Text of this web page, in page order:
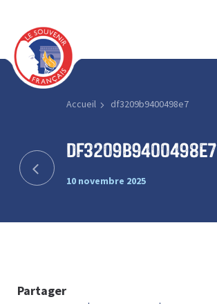
Accueil df3209b9400498e7
df3209b9400498e7
10 novembre 2025
Partager